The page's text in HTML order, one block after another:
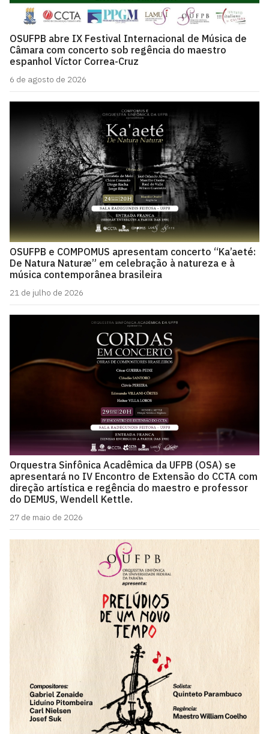
OSUFPB abre IX Festival Internacional de Música de
Câmara com concerto sob regência do maestro
espanhol Víctor Correa-Cruz
6 de agosto de 2026
OSUFPB e COMPOMUS apresentam concerto “Ka’aeté:
De Natura Naturæ” em celebração à natureza e à
música contemporânea brasileira
21 de julho de 2026
Orquestra Sinfônica Acadêmica da UFPB (OSA) se
apresentará no IV Encontro de Extensão do CCTA com
direção artística e regência do maestro e professor
do DEMUS, Wendell Kettle.
27 de maio de 2026